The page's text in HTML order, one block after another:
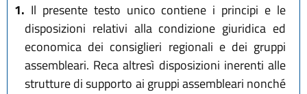
1. Il presente testo unico contiene i principi e le
disposizioni relativi alla condizione giuridica ed
economica dei consiglieri regionali e dei gruppi
assembleari. Reca altresì disposizioni inerenti alle
strutture di supporto ai gruppi assembleari nonché